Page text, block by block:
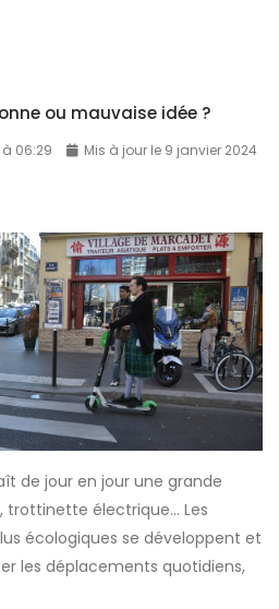
ou mauvaise idée ?
à 06:29
Mis à jour le 9 janvier 2024
de jour en jour une grande
trottinette électrique… Les
écologiques se développent et
les déplacements quotidiens,